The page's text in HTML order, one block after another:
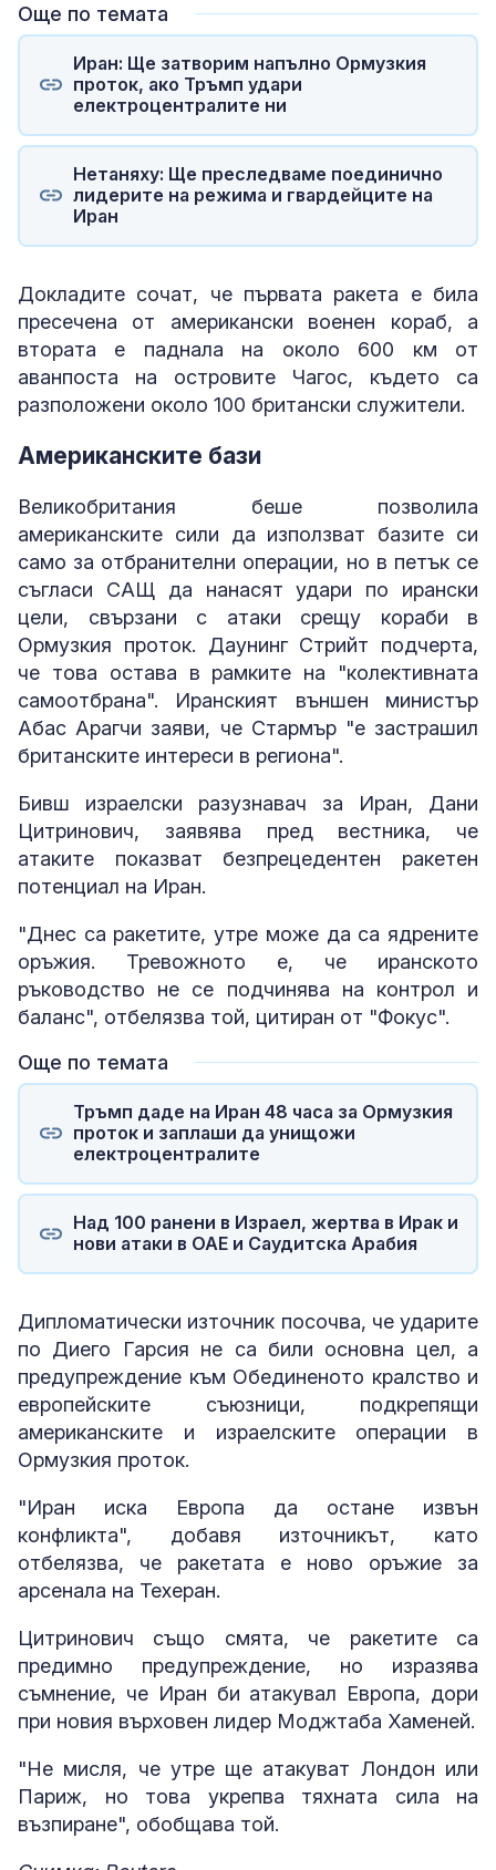
Още по темата
Иран: Ще затворим напълно Ормузкия
проток, ако Тръмп удари
електроцентралите ни
Нетаняху: Ще преследваме поединично
лидерите на режима и гвардейците на
Иран
Докладите сочат, че първата ракета е била
пресечена от американски военен кораб, а
втората е паднала на около 600 км от
аванпоста на островите Чагос, където са
разположени около 100 британски служители.
Американските бази
Великобритания беше позволила
американските сили да използват базите си
само за отбранителни операции, но в петък се
съгласи САЩ да нанасят удари по ирански
цели, свързани с атаки срещу кораби в
Ормузкия проток. Даунинг Стрийт подчерта,
че това остава в рамките на "колективната
самоотбрана". Иранският външен министър
Абас Арагчи заяви, че Стармър "е застрашил
британските интереси в региона".
Бивш израелски разузнавач за Иран, Дани
Цитринович, заявява пред вестника, че
атаките показват безпрецедентен ракетен
потенциал на Иран.
"Днес са ракетите, утре може да са ядрените
оръжия. Тревожното е, че иранското
ръководство не се подчинява на контрол и
баланс", отбелязва той, цитиран от "Фокус".
Още по темата
Тръмп даде на Иран 48 часа за Ормузкия
проток и заплаши да унищожи
електроцентралите
Над 100 ранени в Израел, жертва в Ирак и
нови атаки в ОАЕ и Саудитска Арабия
Дипломатически източник посочва, че ударите
по Диего Гарсия не са били основна цел, а
предупреждение към Обединеното кралство и
европейските съюзници, подкрепящи
американските и израелските операции в
Ормузкия проток.
"Иран иска Европа да остане извън
конфликта", добавя източникът, като
отбелязва, че ракетата е ново оръжие за
арсенала на Техеран.
Цитринович също смята, че ракетите са
предимно предупреждение, но изразява
съмнение, че Иран би атакувал Европа, дори
при новия върховен лидер Моджтаба Хаменей.
"Не мисля, че утре ще атакуват Лондон или
Париж, но това укрепва тяхната сила на
възпиране", обобщава той.